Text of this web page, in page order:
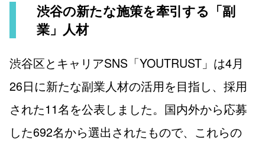
渋谷の新たな施策を牽引する「副
業」人材
渋谷区とキャリアSNS「YOUTRUST」は4月
26日に新たな副業人材の活用を目指し、採用
された11名を公表しました。国内外から応募
した692名から選出されたもので、これらの